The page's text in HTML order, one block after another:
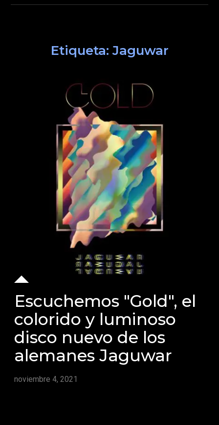
Etiqueta:Jaguwar
Escuchemos "Gold", el
colorido y luminoso
disco nuevo de los
alemanes Jaguwar
noviembre 4, 2021